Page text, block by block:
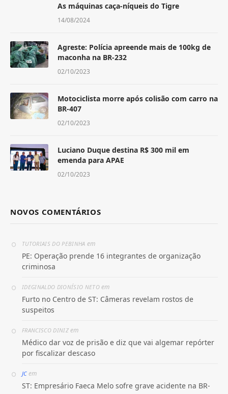
As máquinas caça-níqueis do Tigre
14/08/2024
Agreste: Polícia apreende mais de 100kg de
maconha na BR-232
02/10/2023
Motociclista morre após colisão com carro na
BR-407
02/10/2023
Luciano Duque destina R$ 300 mil em
emenda para APAE
02/10/2023
NOVOS COMENTÁRIOS
TUTORIAIS DO PEBINHA em
PE: Operação prende 16 integrantes de organização
criminosa
IDEGINALDO DIONÍSIO NETOem
Furto no Centro de ST: Câmeras revelam rostos de
suspeitos
FRANCISCO DINIZem
Médico dar voz de prisão e diz que vai algemar repórter
por fiscalizar descaso
JCem
ST: Empresário Faeca Melo sofre grave acidente na BR-